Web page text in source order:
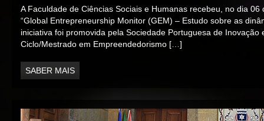
A Faculdade de Ciências Sociais e Humanas recebeu, no dia
“Global Entrepreneurship Monitor (GEM) – Estudo sobre as
iniciativa foi promovida pela Sociedade Portuguesa de Inovação
Ciclo/Mestrado em Empreendedorismo […]
SABER MAIS